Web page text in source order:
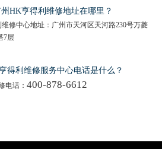
州HK亨得利维修地址在哪里？
修中心地址：广州市天河区天河路230号万菱
7层
得利维修服务中心电话是什么？
电话： 400-878-6612